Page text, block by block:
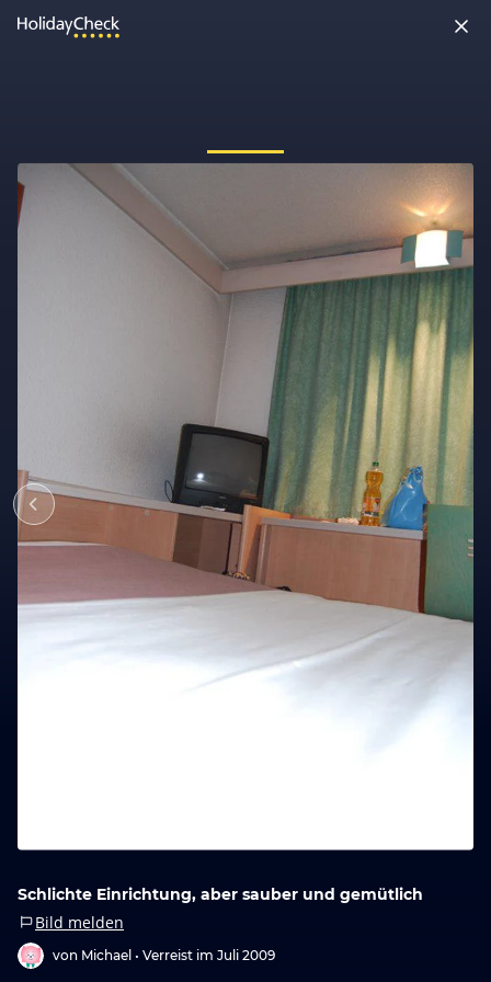
Schlichte Einrichtung, aber sauber und gemütlich
Bild melden
von Michael • Verreist im Juli 2009
Vielleicht wurde die Seite umbenannt oder sie ist gerade nicht
erreichbar. Tippe bitte die Adresse noch einmal ein oder ruf uns
kostenlos an unter0891 437 9100